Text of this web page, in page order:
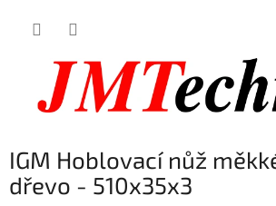
IGM Hoblovací nůž
dřevo - 510x35x3